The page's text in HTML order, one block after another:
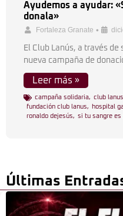
Ayudemos a ayudar:
donala»
Fortaleza Granate •
El Club Lanús, a través
nueva campaña de
Leer más »
campaña solidaria, club lanus
fundación club lanus, hospital
ronaldo dejesús, si tu sangre es
Últimas